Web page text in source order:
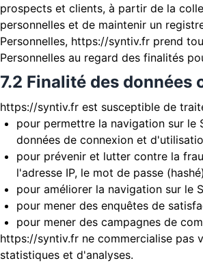
prospects et clients, à partir de la
personnelles et de maintenir un
Personnelles, https://syntiv.fr prend
Personnelles au regard des finalités
7.2 Finalité des données
https://syntiv.fr est susceptible de
pour permettre la navigation sur
données de connexion et
pour prévenir et lutter contre la
l'adresse IP, le mot de passe (hashé)
pour améliorer la navigation sur le
pour mener des enquêtes de
pour mener des campagnes de
https://syntiv.fr ne commercialise pas
statistiques et d'analyses.